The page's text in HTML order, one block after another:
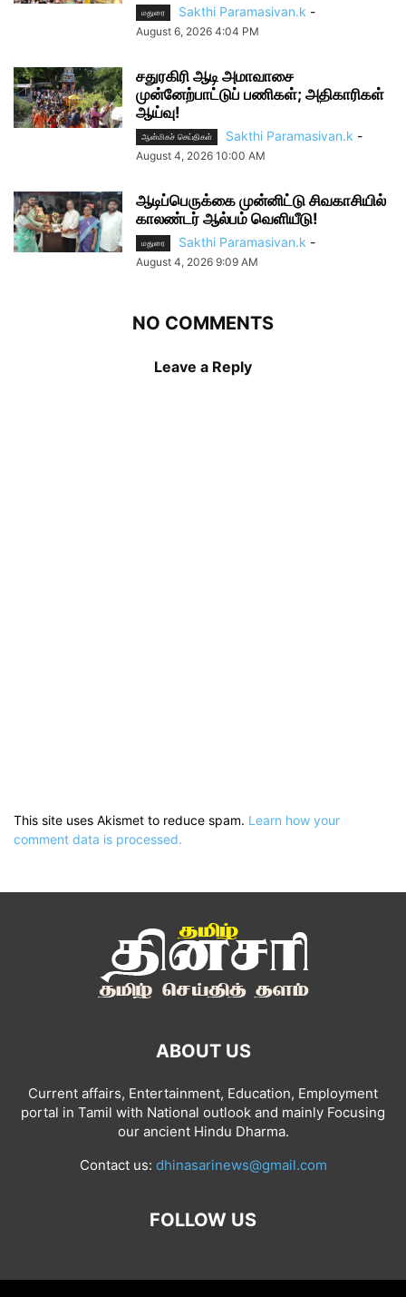
மதுரை Sakthi Paramasivan.k -
August 6, 2026 4:04 PM
சதுரகிரி ஆடி அமாவாசை
முன்னேற்பாட்டுப் பணிகள்; அதிகாரிகள்
ஆய்வு!
ஆன்மிகச் செய்திகள் Sakthi Paramasivan.k -
August 4, 2026 10:00 AM
ஆடிப்பெருக்கை முன்னிட்டு சிவகாசியில்
காலண்டர் ஆல்பம் வெளியீடு!
மதுரை Sakthi Paramasivan.k -
August 4, 2026 9:09 AM
NO COMMENTS
Leave a Reply
This site uses Akismet to reduce spam. Learn how your
comment data is processed.
ABOUT US
Current affairs, Entertainment, Education, Employment
portal in Tamil with National outlook and mainly Focusing
our ancient Hindu Dharma.
Contact us: dhinasarinews@gmail.com
FOLLOW US